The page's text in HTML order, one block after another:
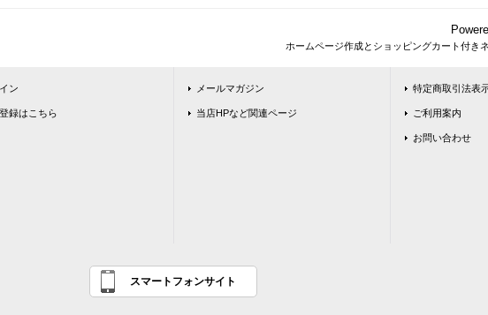
ホームページ作成とショッピングカート付き
ン
録はこちら
メールマガジン
当店HPなど関連ページ
特定商取引法表
ご利用案内
お問い合わせ
スマートフォンサイト